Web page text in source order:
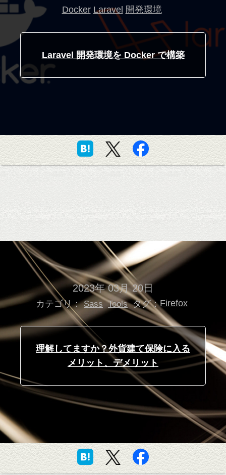
Docker Laravel 開発環境
Laravel 開発環境を Docker で構築
2023年 03月 20日
カテゴリ： Sass Tools タグ：Firefox
理解してますか？外貨建て保険に入る
メリット、デメリット